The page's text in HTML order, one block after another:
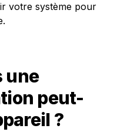
votre système pour
une
peut-
?